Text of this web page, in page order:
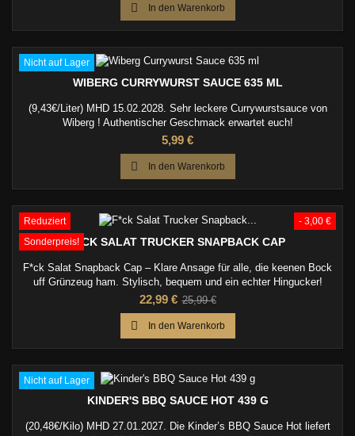
 In den Warenkorb
Nicht auf Lager
WIBERG CURRYWURST SAUCE 635 ML
(9,43€/Liter) MHD 15.02.2028. Sehr leckere Currywurstsauce von
Wiberg ! Authentischer Geschmack erwartet euch!
Preis
5,99 €
 In den Warenkorb
- 3,00 €
Reduziert
Sonderpreis!F*CK SALAT TRUCKER SNAPBACK CAP
F*ck Salat Snapback Cap – Klare Ansage für alle, die keenen Bock
uff Grünzeug ham. Stylisch, bequem und ein echter Hingucker!
Preis
22,99 € Verkaufspreis
25,99 €
 In den Warenkorb
Nicht auf Lager
KINDER'S BBQ SAUCE HOT 439 G
(20,48€/Kilo) MHD 27.01.2027. Die Kinder’s BBQ Sauce Hot liefert